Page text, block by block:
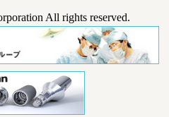
All rights reserved.